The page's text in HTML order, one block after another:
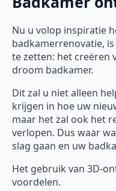
Nu u volop inspiratie
badkamerrenovatie,
te zetten: het creëren
droom badkamer.
Dit zal u niet alleen
krijgen in hoe uw
maar het zal ook het
verlopen. Dus waar
slag gaan en uw
Het gebruik van 3D-
voordelen.